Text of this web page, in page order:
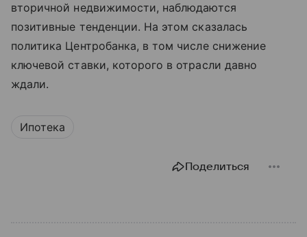
вторичной недвижимости, наблюдаются
позитивные тенденции. На этом сказалась
политика Центробанка, в том числе снижение
ключевой ставки, которого в отрасли давно
ждали.
Ипотека
Поделиться